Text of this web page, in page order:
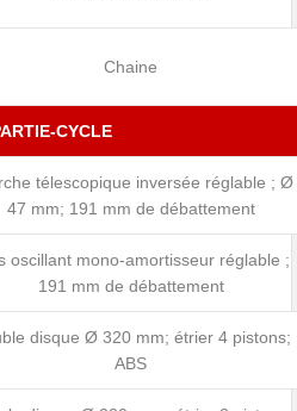
Chaine
CYCLE
télescopique inversée réglable ; Ø
47 mm; 191 mm de débattement
oscillant mono-amortisseur réglable ;
191 mm de débattement
disque Ø 320 mm; étrier 4 pistons;
ABS